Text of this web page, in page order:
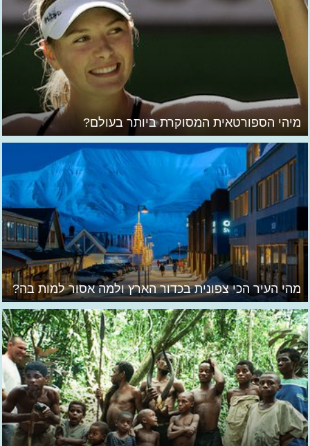
מיהי הספורטאית המסוקרת ביותר בעולם?
מהי העיר הכי צפונית בכדור הארץ ולמה אסור למות בה?